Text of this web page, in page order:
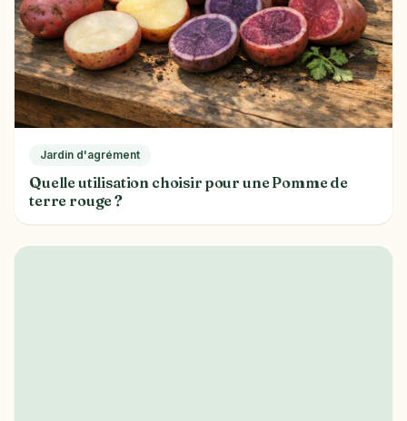
Jardin d'agrément
Quelle utilisation choisir pour une Pomme de
terre rouge ?